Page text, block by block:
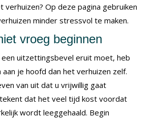
verhuizen? Op deze pagina gebruiken
minder stressvol te maken.
vroeg beginnen
uitzettingsbevel eruit moet, heb
je hoofd dan het verhuizen zelf.
van uit dat u vrijwillig gaat
dat het veel tijd kost voordat
wordt leeggehaald. Begin